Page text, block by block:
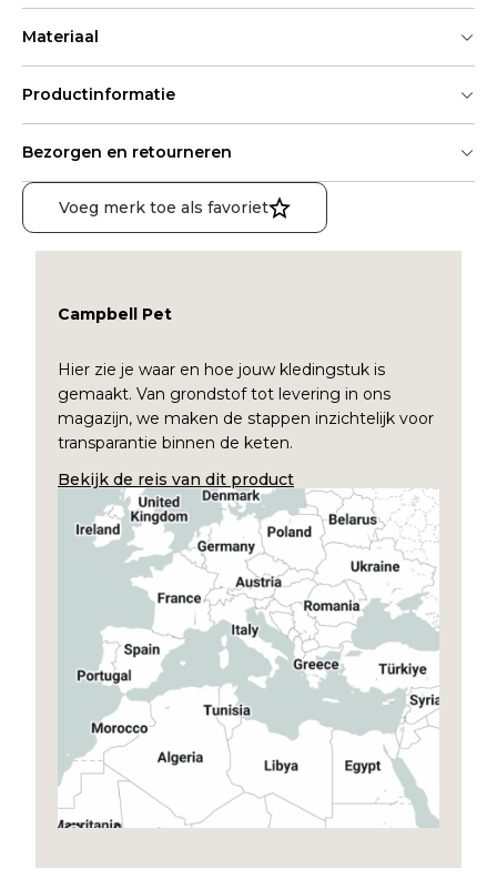
Materiaal
Productinformatie
Bezorgen en retourneren
Voeg merk toe als favoriet
Campbell Pet
Hier zie je waar en hoe jouw kledingstuk is
gemaakt. Van grondstof tot levering in ons
magazijn, we maken de stappen inzichtelijk voor
transparantie binnen de keten.
Bekijk de reis van dit product